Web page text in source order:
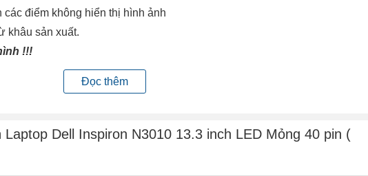
điểm không hiển thị hình ảnh
khâu sản xuất.
!!!
màu duy nhất.
socket, hoặc quá trình đóng mở nắp gập màn hình lâu ngày cũng sẽ gây
lúc có lúc không !!!
hình hỏng, cáp màn hình đứt, vỉ cao áp hỏng, mất nguồn từ mainboard cấp
Đọc thêm
Dell Inspiron N3010 13.3 inch LED Mỏng 40 pin (